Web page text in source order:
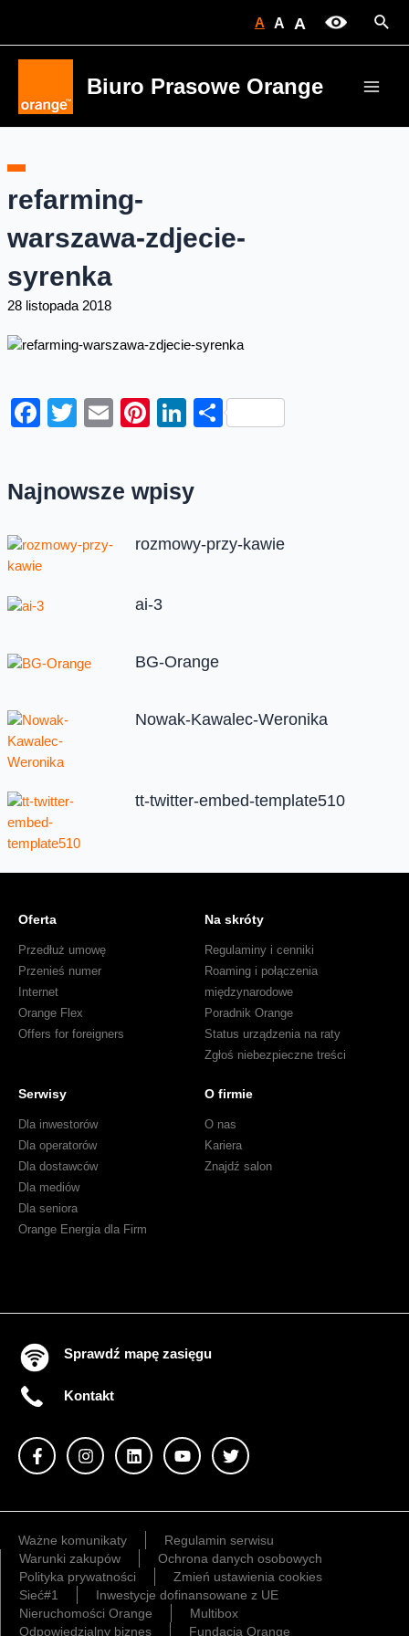
A A A
Biuro Prasowe Orange
refarming-
warszawa-zdjecie-
syrenka
28 listopada 2018
Facebook
Twitter
EmailPinterest
LinkedIn
Share
Najnowsze wpisy
rozmowy-przy-kawie
ai-3
BG-Orange
Nowak-Kawalec-Weronika
tt-twitter-embed-template510
Oferta
Przedłuż umowę
Przenieś numer
Internet
Orange Flex
Offers for foreigners
Na skróty
Regulaminy i cenniki
Roaming i połączenia
międzynarodowe
Poradnik Orange
Status urządzenia na raty
Zgłoś niebezpieczne treści
Serwisy
Dla inwestorów
Dla operatorów
Dla dostawców
Dla mediów
Dla seniora
Orange Energia dla Firm
O firmie
O nas
Kariera
Znajdź salon
Sprawdź mapę zasięgu
Kontakt
Ważne komunikaty
Regulamin serwisu
Warunki zakupów
Ochrona danych osobowych
Polityka prywatności
Zmień ustawienia cookies
Sieć#1
Inwestycje dofinansowane z UE
Nieruchomości Orange
Multibox
Odpowiedzialny biznes
Fundacja Orange